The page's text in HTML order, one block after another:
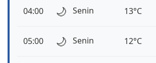
04:00 🌙 Senin 13°C
05:00 🌙 Senin 12°C